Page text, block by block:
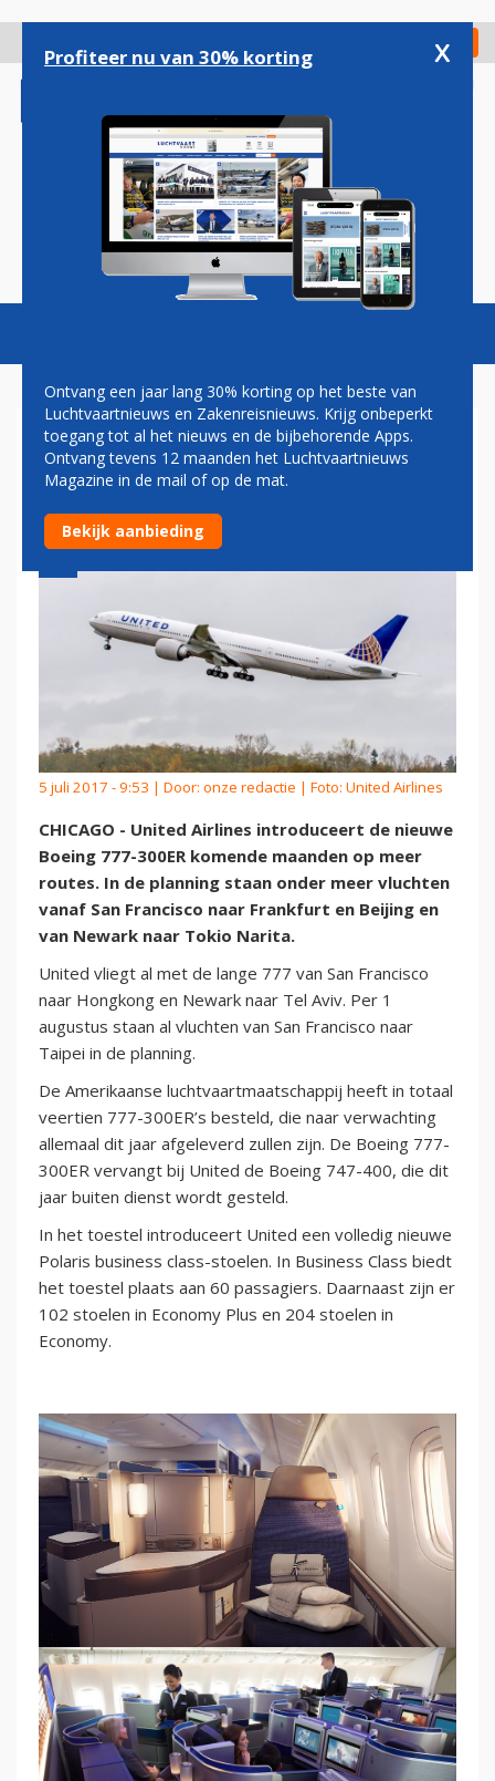
gaan
Check in
Magazine Podcasts Vacatures
UNITED MET BOEING 777-
300ER NAAR FRANKFURT
5 juli 2017 - 9:53 | Door: onze redactie | Foto: United Airlines
CHICAGO - United Airlines introduceert de nieuwe
Boeing 777-300ER komende maanden op meer
routes. In de planning staan onder meer vluchten
vanaf San Francisco naar Frankfurt en Beijing en
van Newark naar Tokio Narita.
United vliegt al met de lange 777 van San Francisco
naar Hongkong en Newark naar Tel Aviv. Per 1
augustus staan al vluchten van San Francisco naar
Taipei in de planning.
De Amerikaanse luchtvaartmaatschappij heeft in totaal
veertien 777-300ER’s besteld, die naar verwachting
allemaal dit jaar afgeleverd zullen zijn. De Boeing 777-
300ER vervangt bij United de Boeing 747-400, die dit
jaar buiten dienst wordt gesteld.
In het toestel introduceert United een volledig nieuwe
Polaris business class-stoelen. In Business Class biedt
het toestel plaats aan 60 passagiers. Daarnaast zijn er
102 stoelen in Economy Plus en 204 stoelen in
Economy.
Profiteer nu van 30% korting x
Ontvang een jaar lang 30% korting op het beste van
Luchtvaartnieuws en Zakenreisnieuws. Krijg onbeperkt
toegang tot al het nieuws en de bijbehorende Apps.
Ontvang tevens 12 maanden het Luchtvaartnieuws
Magazine in de mail of op de mat.
Bekijk aanbieding